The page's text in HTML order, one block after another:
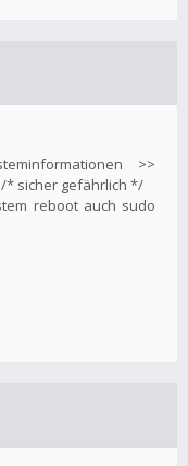
>>
* sicher gefährlich */
reboot auch sudo